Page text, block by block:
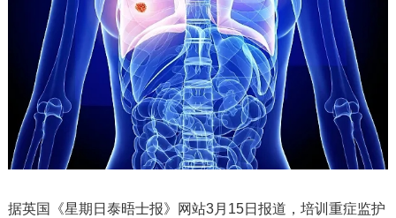
据英国《星期日泰晤士报》网站3月15日报道，培训重症监护